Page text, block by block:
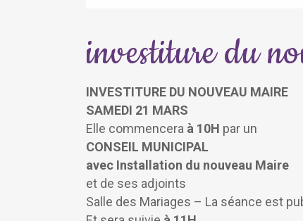
investiture du
INVESTITURE DU NOUVEAU MAIRE
SAMEDI 21 MARS
Elle commencera à 10H par un
CONSEIL MUNICIPAL
avec Installation du nouveau Maire
et de ses adjoints
Salle des Mariages – La séance est